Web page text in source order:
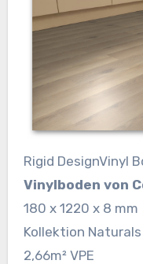
Rigid DesignVinyl
Vinylboden von
180 x 1220 x 8 mm
Kollektion
2,66m² VPE